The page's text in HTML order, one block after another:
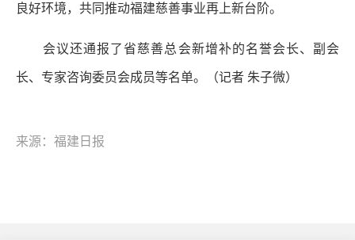
良好环境，共同推动福建慈善事业再上新台阶。
会议还通报了省慈善总会新增补的名誉会长、副会
长、专家咨询委员会成员等名单。（记者 朱子微）
来源：福建日报